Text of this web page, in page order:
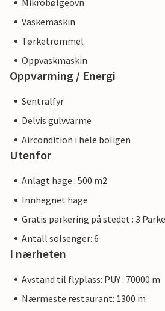
Mikrobølgeovn
Vaskemaskin
Tørketrommel
Oppvaskmaskin
Oppvarming / Energi
Sentralfyr
Delvis gulvvarme
Aircondition i hele boligen
Utenfor
Anlagt hage : 500 m2
Innhegnet hage
Gratis parkering på stedet : 3
Antall solsenger: 6
I nærheten
Avstand til flyplass: PUY : 70000 m
Nærmeste restaurant: 1300 m